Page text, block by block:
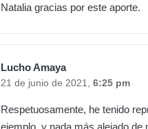
Natalia gracias por este aporte.
Lucho Amaya
21 de junio de 2021, 6:25 pm
Respetuosamente, he tenido
ejemplo, y nada más alejado